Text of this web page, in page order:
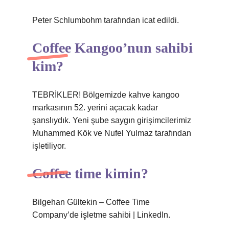
Peter Schlumbohm tarafından icat edildi.
Coffee Kangoo’nun sahibi
kim?
TEBRİKLER! Bölgemizde kahve kangoo
markasının 52. yerini açacak kadar
şanslıydık. Yeni şube saygın girişimcilerimiz
Muhammed Kök ve Nufel Yulmaz tarafından
işletiliyor.
Coffee time kimin?
Bilgehan Gültekin – Coffee Time
Company’de işletme sahibi | LinkedIn.